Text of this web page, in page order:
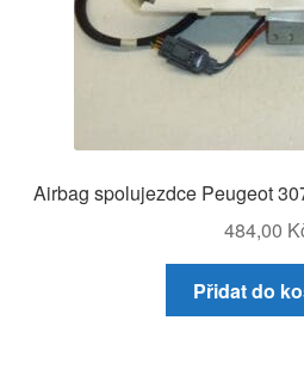
Airbag spolujezdce Peugeot
484,00
Přidat do